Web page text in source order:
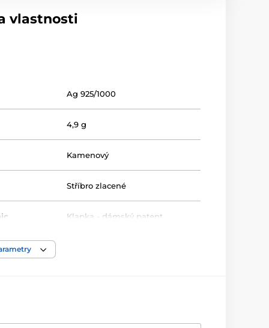
vlastnosti
Ag 925/1000
4,9 g
Kamenový
Stříbro zlacené
Klapka - dámský patent